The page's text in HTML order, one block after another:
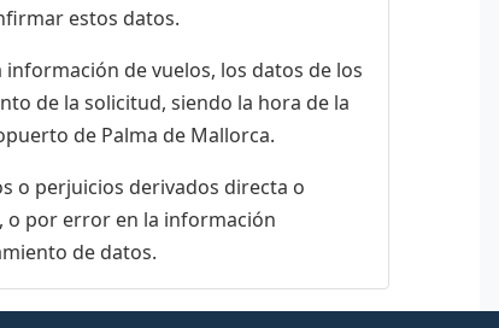
estos datos.
de vuelos, los datos de los
de la solicitud, siendo la hora de la
de Palma de Mallorca.
o perjuicios derivados directa o
o por error en la información
de datos.